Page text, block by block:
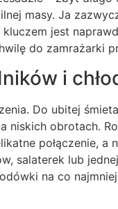
masy. Ja
jest
do zamrażarki
i
Do ubitej
niskich obrotach.
połączenie, a
salaterek lub
na co